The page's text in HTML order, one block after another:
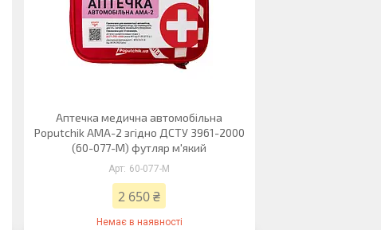
Аптечка медична автомобільна
Poputchik АМА-2 згідно ДСТУ 3961-2000
(60-077-М) футляр м'який
60-077-M
2 650 ₴
Немає в наявності